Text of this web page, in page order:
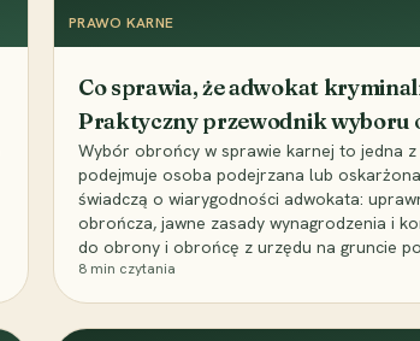
PRAWO KARNE
Co sprawia, że adwokat
Praktyczny przewodnik wyboru
Wybór obrońcy w sprawie karnej to jedna z
podejmuje osoba podejrzana lub
świadczą o wiarygodności adwokata:
obrończa, jawne zasady wynagrodzenia i
do obrony i obrońcę z urzędu na gruncie
8 min czytania